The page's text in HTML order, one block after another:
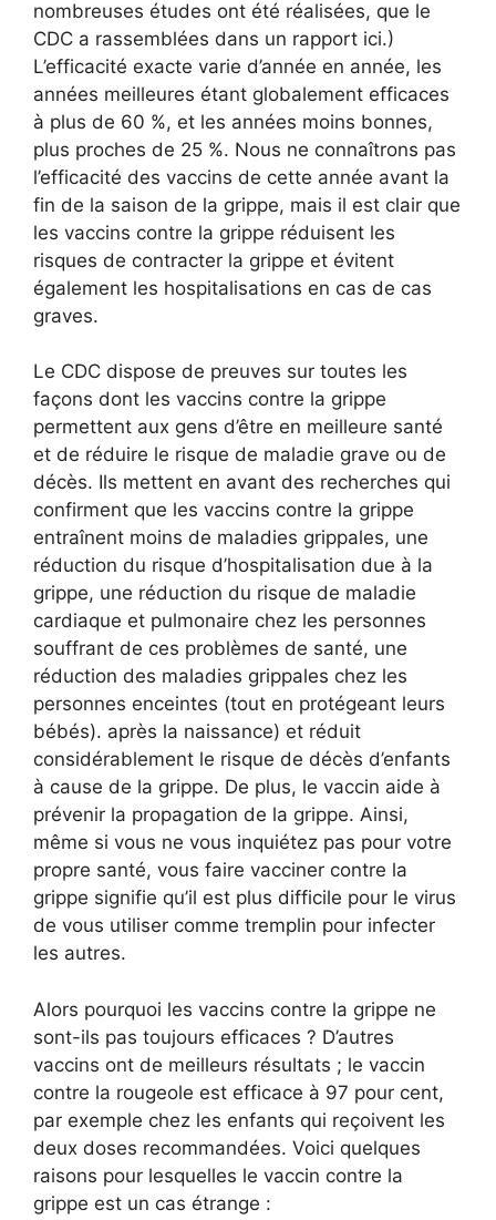
nombreuses études ont été réalisées, que le
CDC a rassemblées dans un rapport ici.)
L’efficacité exacte varie d’année en année, les
années meilleures étant globalement efficaces
à plus de 60 %, et les années moins bonnes,
plus proches de 25 %. Nous ne connaîtrons pas
l’efficacité des vaccins de cette année avant la
fin de la saison de la grippe, mais il est clair que
les vaccins contre la grippe réduisent les
risques de contracter la grippe et évitent
également les hospitalisations en cas de cas
graves.
Le CDC dispose de preuves sur toutes les
façons dont les vaccins contre la grippe
permettent aux gens d’être en meilleure santé
et de réduire le risque de maladie grave ou de
décès. Ils mettent en avant des recherches qui
confirment que les vaccins contre la grippe
entraînent moins de maladies grippales, une
réduction du risque d’hospitalisation due à la
grippe, une réduction du risque de maladie
cardiaque et pulmonaire chez les personnes
souffrant de ces problèmes de santé, une
réduction des maladies grippales chez les
personnes enceintes (tout en protégeant leurs
bébés). après la naissance) et réduit
considérablement le risque de décès d’enfants
à cause de la grippe. De plus, le vaccin aide à
prévenir la propagation de la grippe. Ainsi,
même si vous ne vous inquiétez pas pour votre
propre santé, vous faire vacciner contre la
grippe signifie qu’il est plus difficile pour le virus
de vous utiliser comme tremplin pour infecter
les autres.
Alors pourquoi les vaccins contre la grippe ne
sont-ils pas toujours efficaces ? D’autres
vaccins ont de meilleurs résultats ; le vaccin
contre la rougeole est efficace à 97 pour cent,
par exemple chez les enfants qui reçoivent les
deux doses recommandées. Voici quelques
raisons pour lesquelles le vaccin contre la
grippe est un cas étrange :